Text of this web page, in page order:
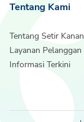
Tentang Kami
Tentang Setir Kanan
Layanan Pelanggan
Informasi Terkini